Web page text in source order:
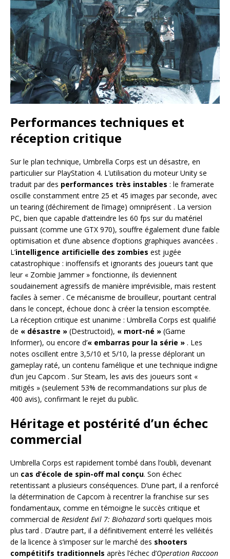
Performances techniques et
réception critique
Sur le plan technique, Umbrella Corps est un désastre, en
particulier sur PlayStation 4. L’utilisation du moteur Unity se
traduit par des performances très instables : le framerate
oscille constamment entre 25 et 45 images par seconde, avec
un tearing (déchirement de l’image) omniprésent . La version
PC, bien que capable d’atteindre les 60 fps sur du matériel
puissant (comme une GTX 970), souffre également d’une faible
optimisation et d’une absence d’options graphiques avancées .
L’intelligence artificielle des zombies est jugée
catastrophique : inoffensifs et ignorants des joueurs tant que
leur « Zombie Jammer » fonctionne, ils deviennent
soudainement agressifs de manière imprévisible, mais restent
faciles à semer. Ce mécanisme de brouilleur, pourtant central
dans le concept, échoue donc à créer la tension escomptée.
La réception critique est unanime : Umbrella Corps est qualifié
de « désastre » (Destructoid), « mort-né » (Game
Informer), ou encore d’« embarras pour la série » . Les
notes oscillent entre 3,5/10 et 5/10, la presse déplorant un
gameplay raté, un contenu famélique et une technique indigne
d’un jeu Capcom . Sur Steam, les avis des joueurs sont «
mitigés » (seulement 53% de recommandations sur plus de
400 avis), confirmant le rejet du public.
Héritage et postérité d’un échec
commercial
Umbrella Corps est rapidement tombé dans l’oubli, devenant
un cas d’école de spin-off mal conçu. Son échec
retentissant a plusieurs conséquences. D’une part, il a renforcé
la détermination de Capcom à recentrer la franchise sur ses
fondamentaux, comme en témoigne le succès critique et
commercial de Resident Evil 7: Biohazardsorti quelques mois
plus tard . D’autre part, il a définitivement enterré les velléités
de la licence à s’imposer sur le marché des shooters
compétitifs traditionnels après l’échec d’Operation Raccoon